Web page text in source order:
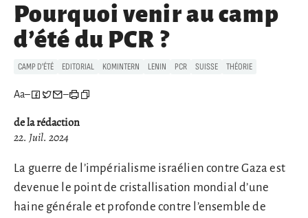
Pourquoi venir au camp
d’été du PCR ?
CAMP D'ÉTÉ EDITORIAL KOMINTERN LENIN PCR SUISSE THÉORIE
Aa– –
de la rédaction
22. Juil. 2024
La guerre de l’impérialisme israélien contre Gaza est
devenue le point de cristallisation mondial d’une
haine générale et profonde contre l’ensemble de